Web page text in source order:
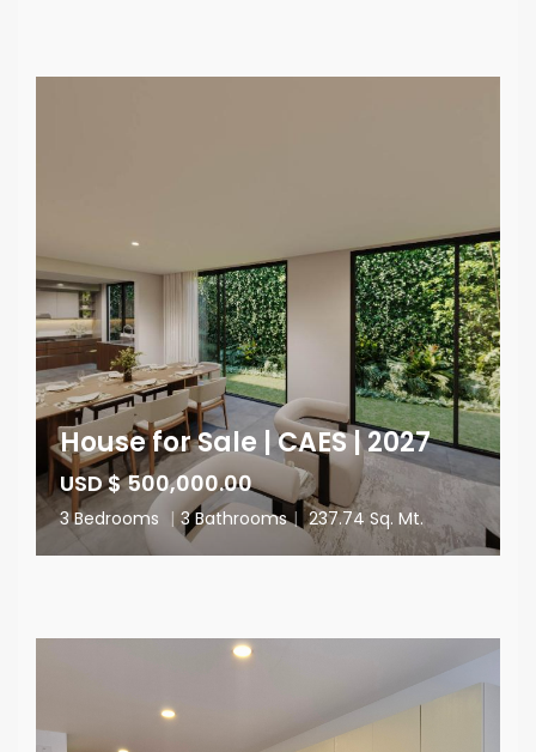
House for Sale | CAES | 2027
USD $ 500,000.00
3 Bedrooms | 3 Bathrooms | 237.74 Sq. Mt.